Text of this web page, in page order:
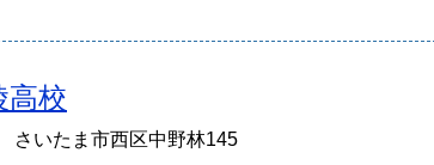
高校
いたま市西区中野林145